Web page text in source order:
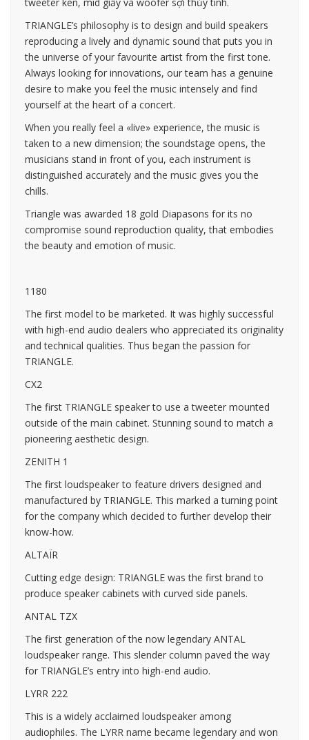
TRIANGLE’s philosophy is to design and build speakers
reproducing a lively and dynamic sound that puts you in
the universe of your favourite artist from the first tone.
Always looking for innovations, our team has a genuine
desire to make you feel the music intensely and find
yourself at the heart of a concert.
When you really feel a «live» experience, the music is
taken to a new dimension; the soundstage opens, the
musicians stand in front of you, each instrument is
distinguished accurately and the music gives you the
chills.
Triangle was awarded 18 gold Diapasons for its no
compromise sound reproduction quality, that embodies
the beauty and emotion of music.
1180
The first model to be marketed. It was highly successful
with high-end audio dealers who appreciated its originality
and technical qualities. Thus began the passion for
TRIANGLE.
CX2
The first TRIANGLE speaker to use a tweeter mounted
outside of the main cabinet. Stunning sound to match a
pioneering aesthetic design.
ZENITH 1
The first loudspeaker to feature drivers designed and
manufactured by TRIANGLE. This marked a turning point
for the company which decided to further develop their
know-how.
ALTAÏR
Cutting edge design: TRIANGLE was the first brand to
produce speaker cabinets with curved side panels.
ANTAL TZX
The first generation of the now legendary ANTAL
loudspeaker range. This slender column paved the way
for TRIANGLE’s entry into high-end audio.
LYRR 222
This is a widely acclaimed loudspeaker among
audiophiles. The LYRR name became legendary and won